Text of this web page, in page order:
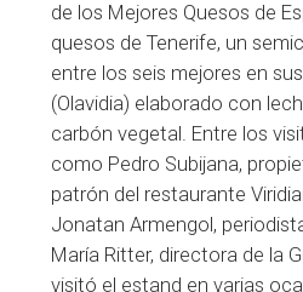
de los Mejores Quesos de
quesos de Tenerife, un
entre los seis mejores en
(Olavidia) elaborado con
carbón vegetal. Entre los
como Pedro Subijana,
patrón del restaurante
Jonatan Armengol,
María Ritter, directora de la
visitó el estand en varias